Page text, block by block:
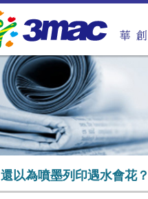
還以為噴墨列印遇水會花